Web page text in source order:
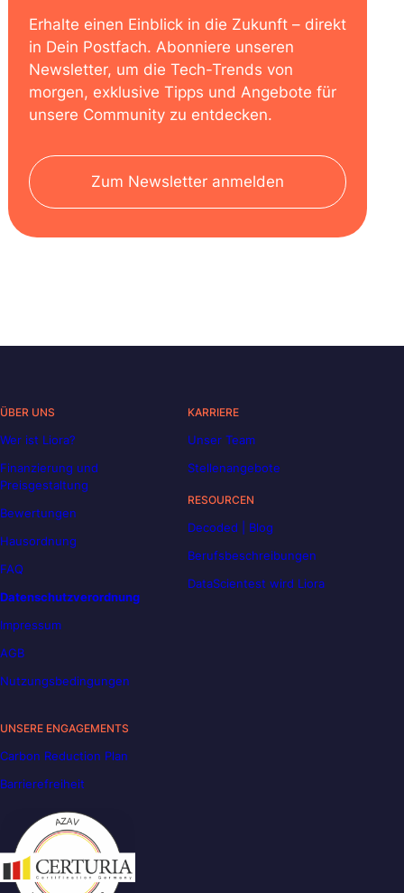
Erhalte einen Einblick in die Zukunft – direkt
in Dein Postfach. Abonniere unseren
Newsletter, um die Tech-Trends von
morgen, exklusive Tipps und Angebote für
unsere Community zu entdecken.
Zum Newsletter anmelden
ÜBER UNS
Wer ist Liora?
Finanzierung und
Preisgestaltung
Bewertungen
Hausordnung
FAQ
Datenschutzverordnung
Impressum
AGB
Nutzungsbedingungen
KARRIERE
Unser Team
Stellenangebote
RESOURCEN
Decoded | Blog
Berufsbeschreibungen
DataScientest wird Liora
UNSERE ENGAGEMENTS
Carbon Reduction Plan
Barrierefreiheit